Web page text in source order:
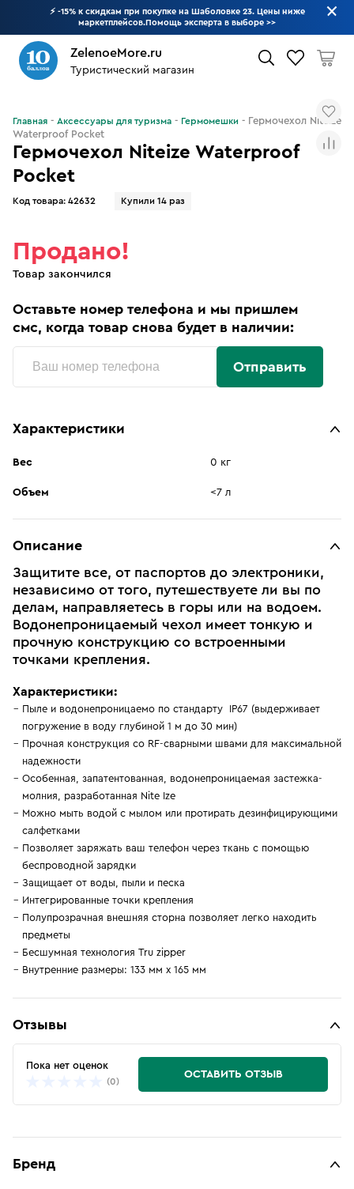
⚡ -15% к скидкам при покупке на Шаболовке 23. Цены ниже
маркетплейсов.Помощь эксперта в выборе >>
ZelenoeMore.ru
Туристический магазин
Гермочехол Niteize Waterproof
Pocket
Код товара: 42632 Купили 14 раз
Главная Аксессуары для туризма Гермомешки
Гермочехол Niteize
Waterproof Pocket
Продано!
Товар закончился
Оставьте номер телефона и мы пришлем
смс, когда товар снова будет в наличии:
Отправить
Характеристики
Вес 0 кг
Объем <7 л
Описание
Защитите все, от паспортов до электроники,
независимо от того, путешествуете ли вы по
делам, направляетесь в горы или на водоем.
Водонепроницаемый чехол имеет тонкую и
прочную конструкцию со встроенными
точками крепления.
Характеристики:
Пыле и водонепроницаемо по стандарту IP67 (выдерживает
погружение в воду глубиной 1 м до 30 мин)
Прочная конструкция со RF-сварными швами для максимальной
надежности
Особенная, запатентованная, водонепроницаемая застежка-
молния, разработанная Nite Ize
Можно мыть водой с мылом или протирать дезинфицирующими
салфетками
Позволяет заряжать ваш телефон через ткань с помощью
беспроводной зарядки
Защищает от воды, пыли и песка
Интегрированные точки крепления
Полупрозрачная внешняя сторна позволяет легко находить
предметы
Бесшумная технология Tru zipper
Внутренние размеры: 133 мм x 165 мм
Отзывы
Пока нет оценок
(0)
ОСТАВИТЬ ОТЗЫВ
Бренд